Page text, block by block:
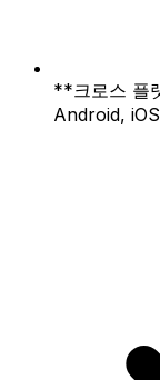
**크로스 플
Android,